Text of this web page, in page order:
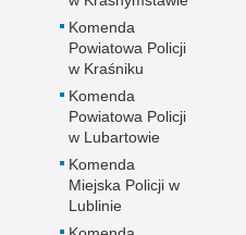
Komenda
Powiatowa Policji
w Kraśniku
Komenda
Powiatowa Policji
w Lubartowie
Komenda
Miejska Policji w
Lublinie